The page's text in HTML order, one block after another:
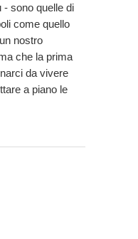
- sono quelle di
come quello
nostro
che la prima
da vivere
a piano le